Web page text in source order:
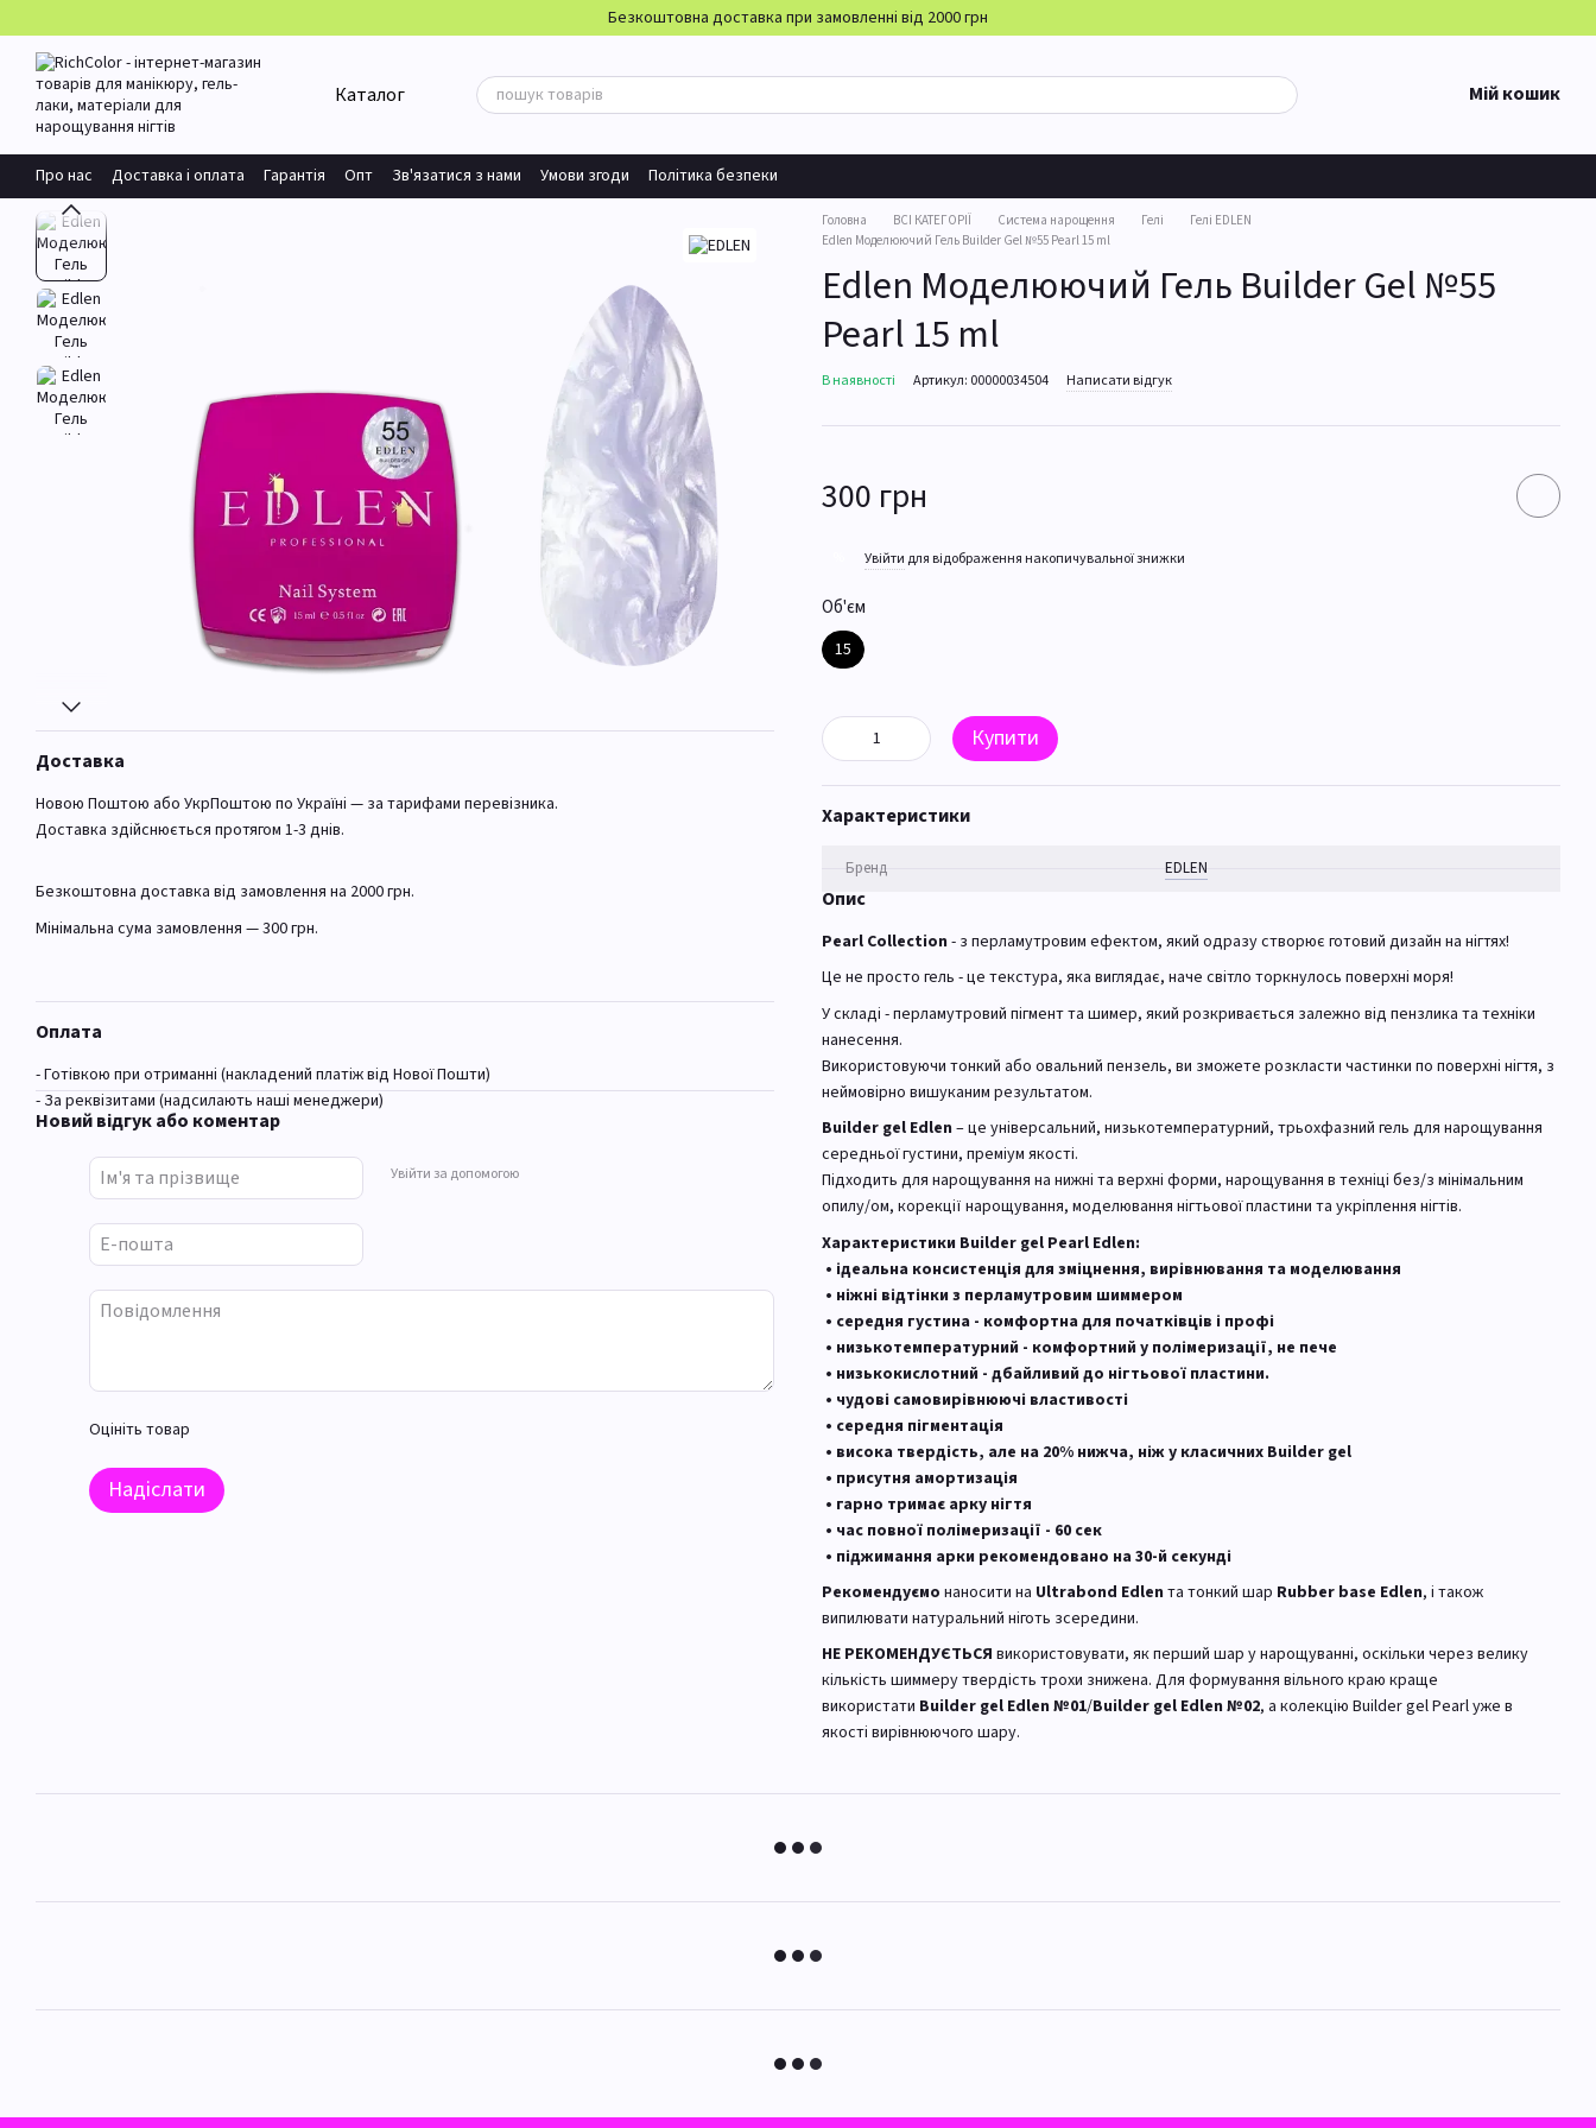
Безкоштовна доставка при замовленні від 2000 грн
Каталог Мій кошик
Про нас Доставка і оплата Гарантія Опт Зв'язатися з нами Умови згоди Політика безпеки
Доставка
Новою Поштою або УкрПоштою по Україні — за тарифами перевізника.
Доставка здійснюється протягом 1-3 днів.
Безкоштовна доставка від замовлення на 2000 грн.
Мінімальна сума замовлення — 300 грн.
Оплата
- Готівкою при отриманні (накладений платіж від Нової Пошти)
- За реквізитами (надсилають наші менеджери)
Новий відгук або коментар
Увійти за допомогою
Оцініть товар
Надіслати
Головна ВСІ КАТЕГОРІЇ Система нарощення Гелі
Гелі EDLEN
Edlen Моделюючий Гель Builder Gel №55 Pearl 15 ml
Edlen Моделюючий Гель Builder Gel №55
Pearl 15 ml
В наявності Артикул: 00000034504 Написати відгук
300 грн
Увійти для відображення накопичувальної знижки
Об'єм
15
Купити
Характеристики
Бренд EDLEN
Опис
Pearl Collection - з перламутровим ефектом, який одразу створює готовий дизайн на нігтях!
Це не просто гель - це текстура, яка виглядає, наче світло торкнулось поверхні моря!
У складі - перламутровий пігмент та шимер, який розкривається залежно від пензлика та техніки
нанесення.
Використовуючи тонкий або овальний пензель, ви зможете розкласти частинки по поверхні нігтя, з
неймовірно вишуканим результатом.
Builder gel Edlen – це універсальний, низькотемпературний, трьохфазний гель для нарощування
середньої густини, преміум якості.
Підходить для нарощування на нижні та верхні форми, нарощування в техніці без/з мінімальним
опилу/ом, корекції нарощування, моделювання нігтьової пластини та укріплення нігтів.
Характеристики Builder gel Pearl Edlen:
• ідеальна консистенція для зміцнення, вирівнювання та моделювання
• ніжні відтінки з перламутровим шиммером
• середня густина - комфортна для початківців і профі
• низькотемпературний - комфортний у полімеризації, не пече
• низькокислотний - дбайливий до нігтьової пластини.
• чудові самовирівнюючі властивості
• середня пігментація
• висока твердість, але на 20% нижча, ніж у класичних Builder gel
• присутня амортизація
• гарно тримає арку нігтя
• час повної полімеризації - 60 сек
• піджимання арки рекомендовано на 30-й секунді
Рекомендуємо наносити на Ultrabond Edlen та тонкий шар Rubber base Edlen, і також
випилювати натуральний ніготь зсередини.
НЕ РЕКОМЕНДУЄТЬСЯ використовувати, як перший шар у нарощуванні, оскільки через велику
кількість шиммеру твердість трохи знижена. Для формування вільного краю краще
використати Builder gel Edlen №01/Builder gel Edlen №02, а колекцію Builder gel Pearl уже в
якості вирівнюючого шару.